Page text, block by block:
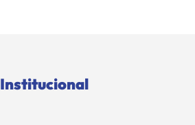
Institucional